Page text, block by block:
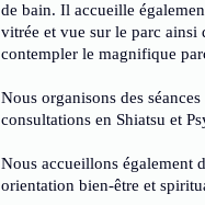
de bain. Il accueille
vitrée et vue sur le parc ainsi
contempler le magnifique
Nous organisons des
consultations en Shiatsu et
Nous accueillons également
orientation bien-être et